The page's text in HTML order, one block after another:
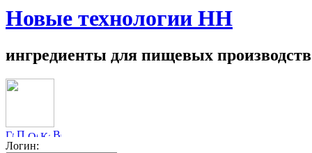
Новые технологии НН
ингредиенты для пищевых производств
Логин: